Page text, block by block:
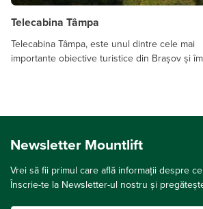
Telecabina Tâmpa
Telecabina Tâmpa, este unul dintre cele mai
importante obiective turistice din Brașov și
Newsletter Mountlift
Vrei să fii primul care află informații despre
Înscrie-te la Newsletter-ul nostru și